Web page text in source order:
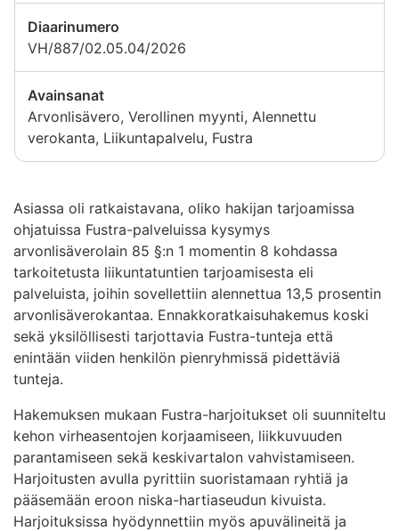
Diaarinumero
VH/887/02.05.04/2026
Avainsanat
Arvonlisävero, Verollinen myynti, Alennettu
verokanta, Liikuntapalvelu, Fustra
Asiassa oli ratkaistavana, oliko hakijan tarjoamissa
ohjatuissa Fustra-palveluissa kysymys
arvonlisäverolain 85 §:n 1 momentin 8 kohdassa
tarkoitetusta liikuntatuntien tarjoamisesta eli
palveluista, joihin sovellettiin alennettua 13,5 prosentin
arvonlisäverokantaa. Ennakkoratkaisuhakemus koski
sekä yksilöllisesti tarjottavia Fustra-tunteja että
enintään viiden henkilön pienryhmissä pidettäviä
tunteja.
Hakemuksen mukaan Fustra-harjoitukset oli suunniteltu
kehon virheasentojen korjaamiseen, liikkuvuuden
parantamiseen sekä keskivartalon vahvistamiseen.
Harjoitusten avulla pyrittiin suoristamaan ryhtiä ja
pääsemään eroon niska-hartiaseudun kivuista.
Harjoituksissa hyödynnettiin myös apuvälineitä ja